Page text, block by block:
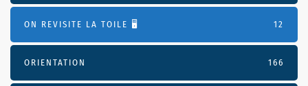
ON REVISITE LA TOILE 🖥️ 12
ORIENTATION 166